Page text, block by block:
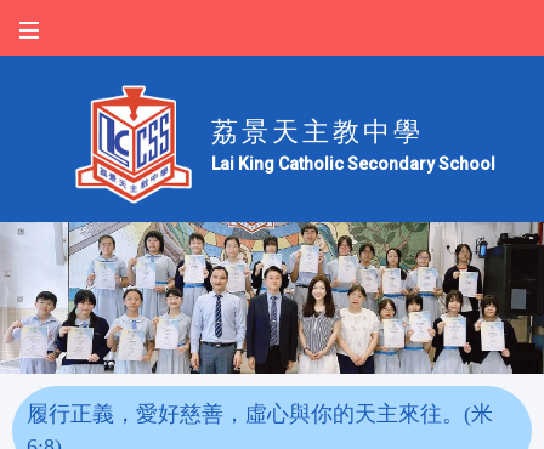
荔景天主教中學
Lai King Catholic Secondary School
履行正義，愛好慈善，虛心與你的天主來往。(米